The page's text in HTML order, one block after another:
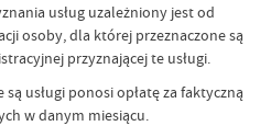
usług uzależniony jest od
osoby, dla której przeznaczone są
przyznającej te usługi.
usługi ponosi opłatę za faktyczną
w danym miesiącu.